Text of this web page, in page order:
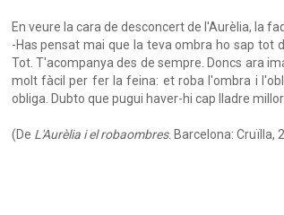
En veure la cara de desconcert de l'Aurèlia, la
-Has pensat mai que la teva ombra ho sap tot
Tot. T'acompanya des de sempre. Doncs ara
molt fàcil per fer la feina: et roba l'ombra i
obliga. Dubto que pugui haver-hi cap lladre
(De L'Aurèlia i el robaombres. Barcelona: Cruïlla,